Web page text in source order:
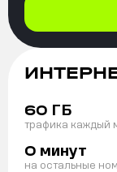
60 ГБ
трафика каждый
0 минут
на остальные